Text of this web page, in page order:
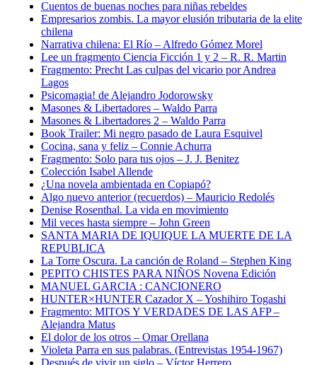
Cuentos de buenas noches para niñas rebeldes
Empresarios zombis. La mayor elusión tributaria de la elite
chilena
Narrativa chilena: El Río – Alfredo Gómez Morel
Lee un fragmento Ciencia Ficción 1 y 2 – R. R. Martin
Fragmento: Precht Las culpas del vicario por Andrea
Lagos
Psicomagia! de Alejandro Jodorowsky
Masones & Libertadores – Waldo Parra
Masones & Libertadores 2 – Waldo Parra
Book Trailer: Mi negro pasado de Laura Esquivel
Cocina, sana y feliz – Connie Achurra
Fragmento: Solo para tus ojos – J. J. Benitez
Colección Isabel Allende
¿Una novela ambientada en Copiapó?
Algo nuevo anterior (recuerdos) – Mauricio Redolés
Denise Rosenthal. La vida en movimiento
Mil veces hasta siempre – John Green
SANTA MARIA DE IQUIQUE LA MUERTE DE LA
REPUBLICA
La Torre Oscura. La canción de Roland – Stephen King
PEPITO CHISTES PARA NIÑOS Novena Edición
MANUEL GARCIA : CANCIONERO
HUNTER×HUNTER Cazador X – Yoshihiro Togashi
Fragmento: MITOS Y VERDADES DE LAS AFP –
Alejandra Matus
El dolor de los otros – Omar Orellana
Violeta Parra en sus palabras. (Entrevistas 1954-1967)
Después de vivir un siglo – Víctor Herrero